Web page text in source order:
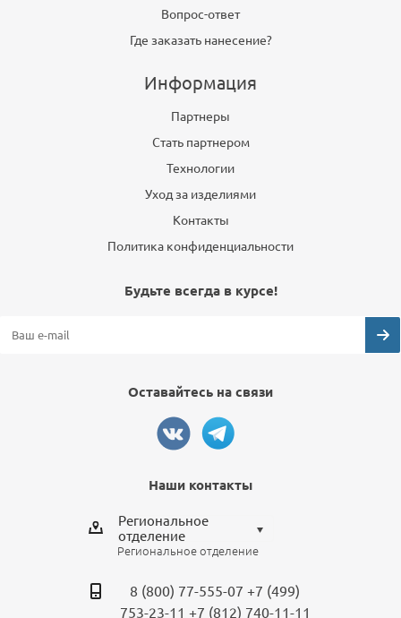
Вопрос-ответ
Где заказать нанесение?
Информация
Партнеры
Стать партнером
Технологии
Уход за изделиями
Контакты
Политика конфиденциальности
Будьте всегда в курсе!
Оставайтесь на связи
Наши контакты
Региональное
отделение
Выберите отделение
Региональное отделение
Региональное отделение
8 (800) 77-555-07 +7 (499)
753-23-11 +7 (812) 740-11-11